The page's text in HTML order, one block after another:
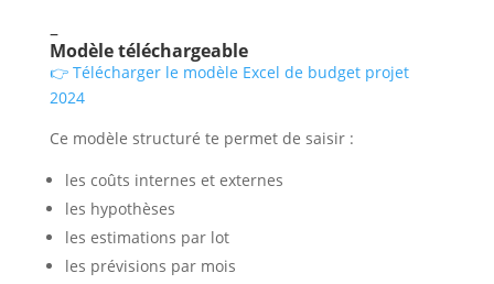
–
Modèle téléchargeable
👉 Télécharger le modèle Excel de budget projet
2024
Ce modèle structuré te permet de saisir :
les coûts internes et externes
les hypothèses
les estimations par lot
les prévisions par mois